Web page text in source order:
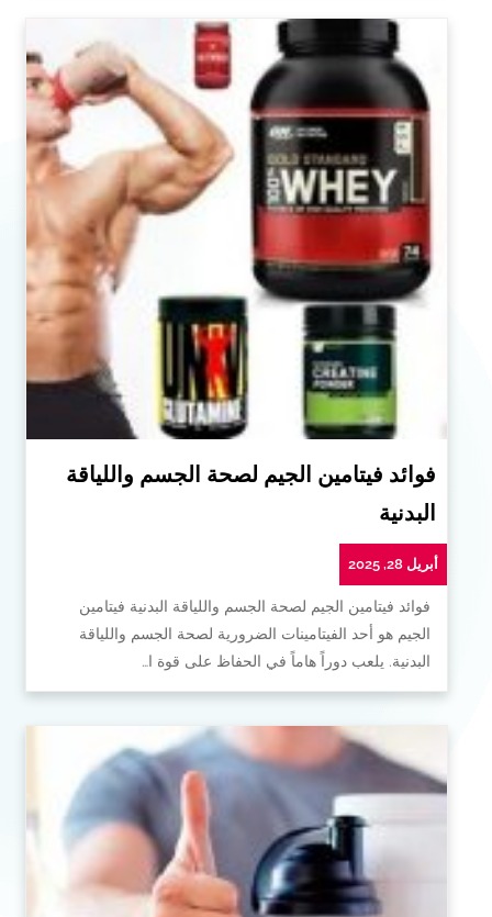
فوائد فيتامين الجيم لصحة الجسم واللياقة
البدنية
أبريل 28, 2025
فوائد فيتامين الجيم لصحة الجسم واللياقة البدنية فيتامين
الجيم هو أحد الفيتامينات الضرورية لصحة الجسم واللياقة
البدنية. يلعب دوراً هاماً في الحفاظ على قوة ا…